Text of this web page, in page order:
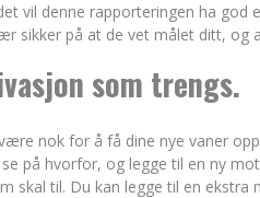
vil denne rapporteringen ha
sikker på at de vet målet ditt, og
som trengs.
nok for å få dine nye vaner
på hvorfor, og legge til en ny
skal til. Du kan legge til en